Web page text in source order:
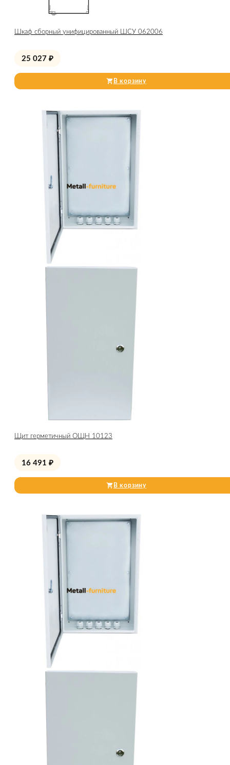
Шкаф сборный унифицированный ШСУ 062006
25 027 ₽
В корзину
Щит герметичный ОЩН 10123
16 491 ₽
В корзину